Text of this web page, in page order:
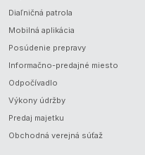
Diaľničná patrola
Mobilná aplikácia
Posúdenie prepravy
Informačno-predajné miesto
Odpočívadlo
Výkony údržby
Predaj majetku
Obchodná verejná súťaž